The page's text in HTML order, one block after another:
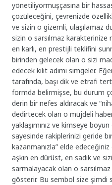
yönetiliyormuşçasına bir
çözüleceğini, çevrenizde
ve sizin o gizemli, ulaşılamaz
sizin o sarsılmaz karakterinize
en karlı, en prestijli teklifini
birinden gelecek olan o sizi
edecek kilit adımı simgeler.
tarafında, başı dik ve etrafı
formda belirmişse, bu durum
derin bir nefes aldıracak ve
dedirtecek olan o müjdeli
yaklaşımınız ve kimseye
sayesinde rakiplerinizi geride
kazanmanızla” elde
aşkın en dürüst, en sadık ve
sarmalayacak olan o sarsılmaz
gösterir. Bu sembol size şimdi